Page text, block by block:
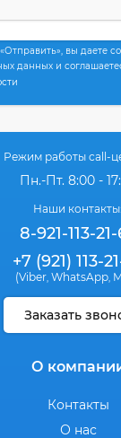
вы даете
данных и
Режим работы call-
Пн.-Пт. 8:00 -
Наши контакты:
8-921-113-
+7 (921) 113-
(Viber, WhatsApp,
Заказать
О
Контакты
О нас